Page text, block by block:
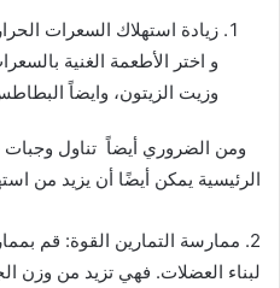
زيادة استهلاك السعرات
و اختر الأطعمة الغنية
وزيت الزيتون، وايضاً
ومن الضروري أيضاً تناول
الرئيسية يمكن أيضًا أن يزيد من
2. ممارسة التمارين القوة: قم
لبناء العضلات. فهي تزيد من